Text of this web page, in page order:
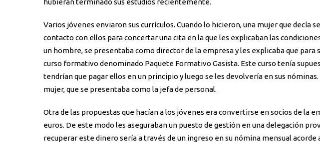
hubieran terminado sus estudios recientemente.
Varios jóvenes enviaron sus currículos. Cuando lo hicieron, una mujer que decía
contacto con ellos para concertar una cita en la que les explicaban las
un hombre, se presentaba como director de la empresa y les explicaba que
curso formativo denominado Paquete Formativo Gasista. Este curso tenía
tendrían que pagar ellos en un principio y luego se les devolvería en sus
mujer, que se presentaba como la jefa de personal.
Otra de las propuestas que hacían a los jóvenes era convertirse en socios de la
euros. De este modo les aseguraban un puesto de gestión en una delegación
recuperar este dinero sería a través de un ingreso en su nómina mensual acorde